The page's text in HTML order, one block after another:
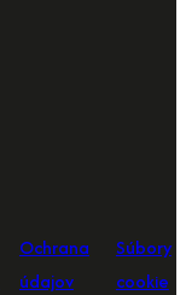
Ochrana
údajov
Súbory
cookie